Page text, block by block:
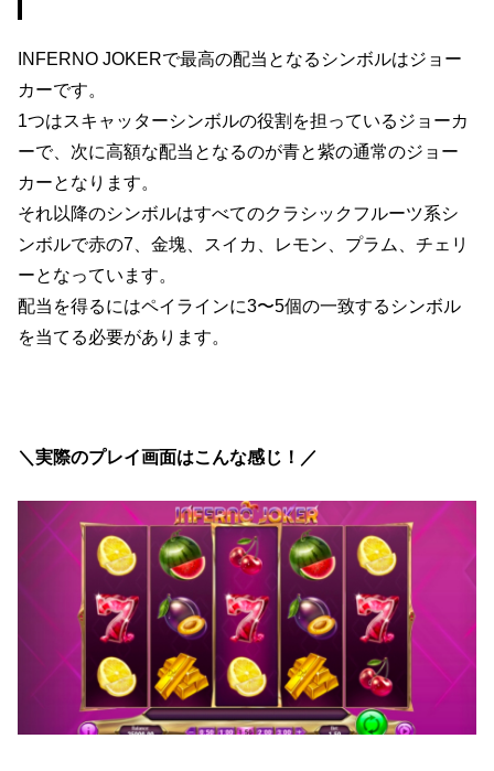
INFERNO JOKERで最高の配当となるシンボルはジョー
カーです。
1つはスキャッターシンボルの役割を担っているジョーカ
ーで、次に高額な配当となるのが青と紫の通常のジョー
カーとなります。
それ以降のシンボルはすべてのクラシックフルーツ系シ
ンボルで赤の7、金塊、スイカ、レモン、プラム、チェリ
ーとなっています。
配当を得るにはペイラインに3〜5個の一致するシンボル
を当てる必要があります。
＼実際のプレイ画面はこんな感じ！／